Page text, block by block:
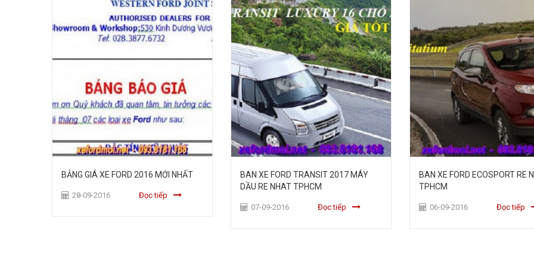
BẢNG GIÁ XE FORD 2016 MỚI NHẤT
28-09-2016 Đọc tiếp
BAN XE FORD TRANSIT 2017 MÁY
DẦU RE NHAT TPHCM
07-09-2016 Đọc tiếp
BAN XE FORD ECOSPORT RE
TPHCM
06-09-2016 Đọc tiếp